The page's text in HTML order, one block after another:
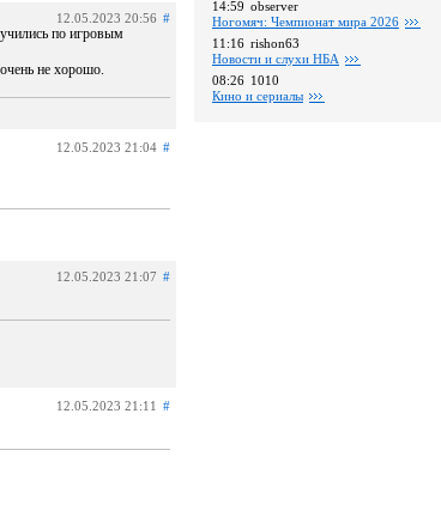
12.05.2023 20:56 #
по игровым
не хорошо.
12.05.2023 21:04 #
12.05.2023 21:07 #
12.05.2023 21:11 #
14:59 observer
Ногомяч: Чемпионат мира 2026
11:16 rishon63
Новости и слухи НБА
08:26 1010
Кино и сериалы